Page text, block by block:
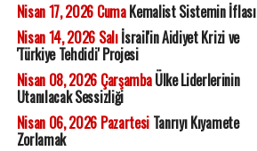
Nisan 17, 2026 CumaKemalist Sistemin İflası
Nisan 14, 2026 Salıİsrail'in Aidiyet Krizi ve
'Türkiye Tehdidi' Projesi
Nisan 08, 2026 ÇarşambaÜlke Liderlerinin
Utanılacak Sessizliği
Nisan 06, 2026 PazartesiTanrıyı Kıyamete
Zorlamak